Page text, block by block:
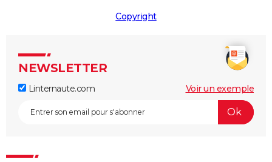
Copyright
NEWSLETTER
Linternaute.com Voir un exemple